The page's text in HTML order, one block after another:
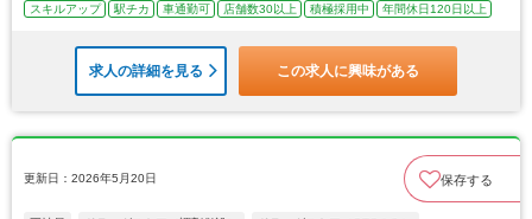
スキルアップ
駅チカ 車通勤可 店舗数30以上 積極採用中 年間休日120日以上
求人の詳細を見る この求人に興味がある
更新日：2026年5月20日 保存する